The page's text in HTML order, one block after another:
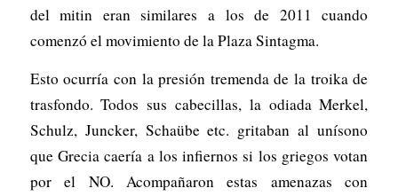
del mitin eran similares a los de 2011 cuando
comenzó el movimiento de la Plaza Sintagma.
Esto ocurría con la presión tremenda de la troika de
trasfondo. Todos sus cabecillas, la odiada Merkel,
Schulz, Juncker, Schaübe etc. gritaban al unísono
que Grecia caería a los infiernos si los griegos votan
por el NO. Acompañaron estas amenazas con